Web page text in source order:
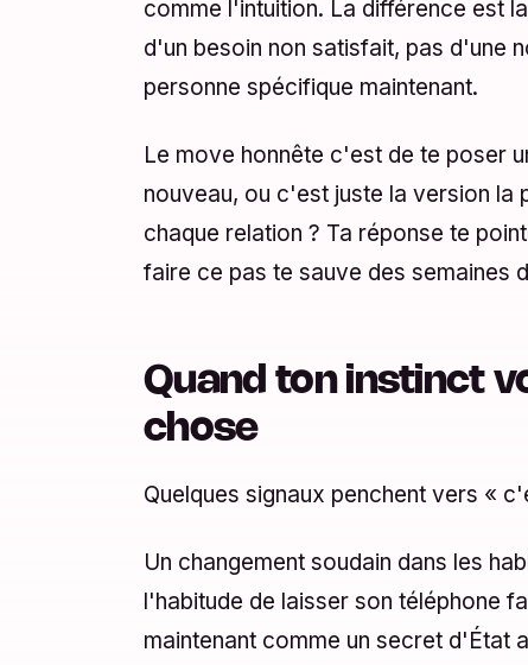
comme l'intuition. La différence est
d'un besoin non satisfait, pas d'une
personne spécifique maintenant.
Le move honnête c'est de te poser
nouveau, ou c'est juste la version la
chaque relation ? Ta réponse te
faire ce pas te sauve des semaines
Quand ton instinct
chose
Quelques signaux penchent vers «
Un changement soudain dans les
l'habitude de laisser son téléphone
maintenant comme un secret d'État